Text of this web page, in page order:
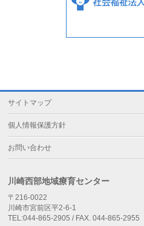
サイトマップ
個人情報保護方針
お問い合わせ
川崎西部地域療育センター
〒216-0022
川崎市宮前区平2-6-1
TEL:044-865-2905 / FAX. 044-865-2955